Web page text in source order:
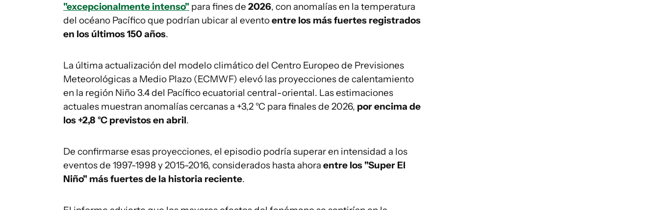
"excepcionalmente intenso" para fines de 2026, con anomalías en la temperatura
del océano Pacífico que podrían ubicar al eventoentre los más fuertes registrados
en los últimos 150 años.
La última actualización del modelo climático del Centro Europeo de Previsiones
Meteorológicas a Medio Plazo (ECMWF) elevó las proyecciones de calentamiento
en la región Niño 3.4 del Pacífico ecuatorial central-oriental. Las estimaciones
actuales muestran anomalías cercanas a +3,2 °C para finales de 2026, por encima de
los +2,8 °C previstos en abril.
De confirmarse esas proyecciones, el episodio podría superar en intensidad a los
eventos de 1997-1998 y 2015-2016, considerados hasta ahora entre los "Super El
Niño" más fuertes de la historia reciente.